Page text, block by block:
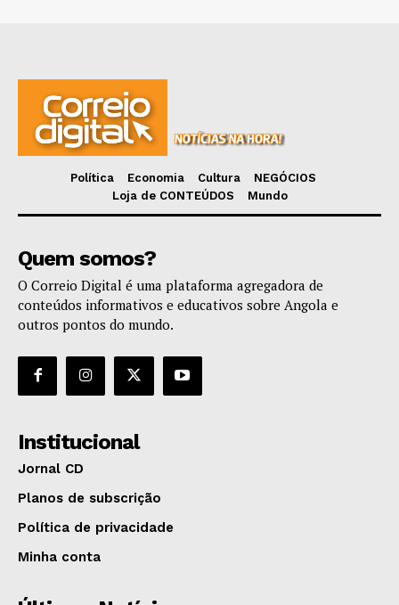
Política Economia Cultura
NEGÓCIOS
Loja de CONTEÚDOS
Mundo
Quem somos?
O Correio Digital é uma plataforma agregadora de
conteúdos informativos e educativos sobre Angola e
outros pontos do mundo.
Institucional
Jornal CD
Planos de subscrição
Política de privacidade
Minha conta